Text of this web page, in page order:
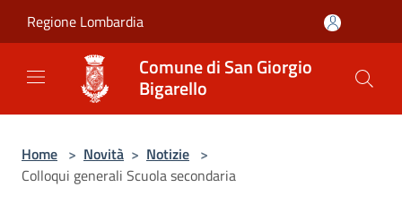
Regione Lombardia
Comune di San Giorgio
Bigarello
Home > Novità > Notizie >
Colloqui generali Scuola secondaria